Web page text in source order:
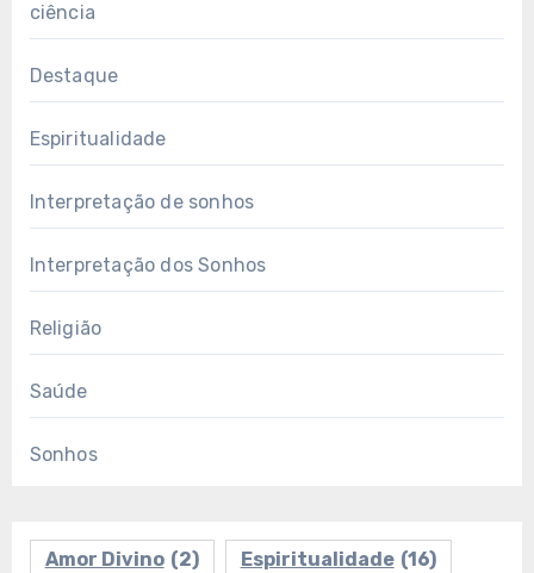
ciência
Destaque
Espiritualidade
Interpretação de sonhos
Interpretação dos Sonhos
Religião
Saúde
Sonhos
Amor Divino (2) Espiritualidade (16)